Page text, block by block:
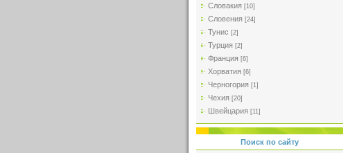
Словакия [10]
Словения [24]
Тунис [2]
Турция [2]
Франция [6]
Хорватия [6]
Черногория [1]
Чехия [20]
Швейцария [11]
Поиск по сайту